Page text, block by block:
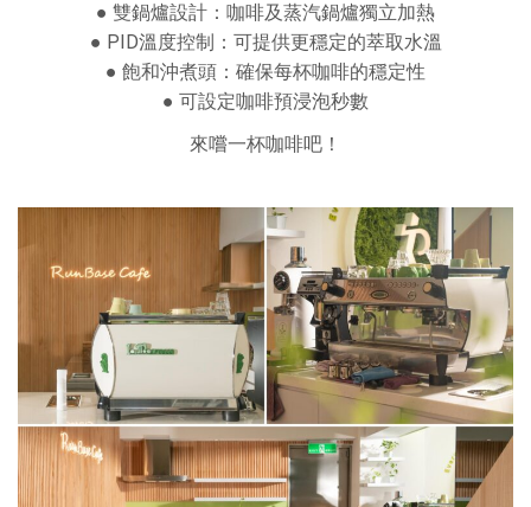
● 雙鍋爐設計：咖啡及蒸汽鍋爐獨立加熱
● PID溫度控制：可提供更穩定的萃取水溫
● 飽和沖煮頭：確保每杯咖啡的穩定性
● 可設定咖啡預浸泡秒數
來嚐一杯咖啡吧！